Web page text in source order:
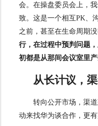
会。在操盘委员会上，
致。这是一个相互PK、
之前，甚至在生命周期
行，在过程中预判问题
初都是从那间会议室里产
从长计议，
转向公开市场，渠
动来找华为谈合作，更